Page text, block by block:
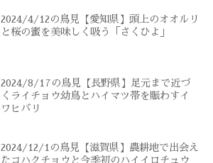
2024/4/12の鳥見【愛知県】頭上のオオルリ
と桜の蜜を美味しく吸う「さくひよ」
2024/8/17の鳥見【長野県】足元まで近づ
くライチョウ幼鳥とハイマツ帯を賑わすイ
ワヒバリ
2024/12/1の鳥見【滋賀県】農耕地で出会え
たコハクチョウと今季初のハイイロチュウ